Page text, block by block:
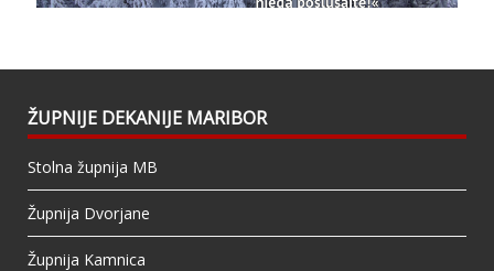
When this happens, it's usually because the
people, changed who can see it or it's been
deleted.
View on Facebook
ŽUPNIJE DEKANIJE MARIBOR
Stolna župnija MB
Župnija Dvorjane
Župnija Kamnica